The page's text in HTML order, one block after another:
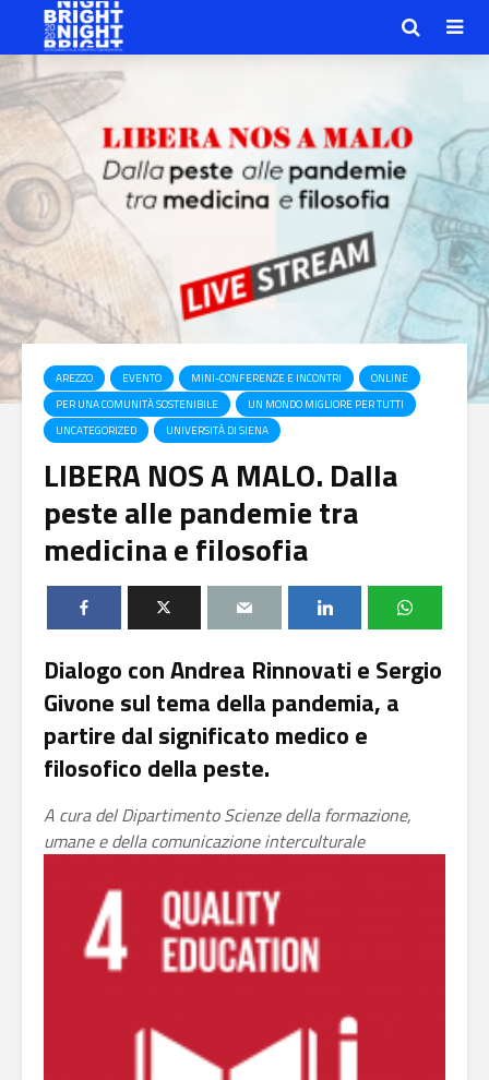
AREZZO EVENTO MINI-CONFERENZE E INCONTRI
ONLINE
PER UNA COMUNITÀ SOSTENIBILE
UN MONDO MIGLIORE PER TUTTI
UNCATEGORIZED
UNIVERSITÀ DI SIENA
LIBERA NOS A MALO. Dalla
peste alle pandemie tra
medicina e filosofia
Dialogo con Andrea Rinnovati e Sergio
Givone sul tema della pandemia, a
partire dal significato medico e
filosofico della peste.
A cura del Dipartimento Scienze della formazione,
umane e della comunicazione interculturale